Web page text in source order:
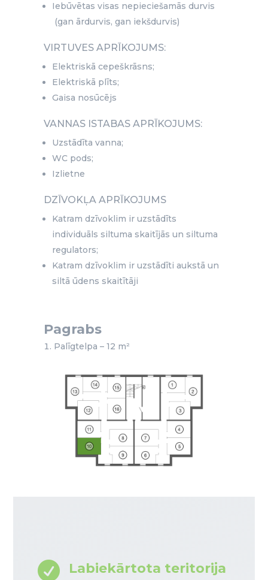
Iebūvētas visas nepieciešamās durvis
(gan ārdurvis, gan iekšdurvis)
VIRTUVES APRĪKOJUMS:
Elektriskā cepeškrāsns;
Elektriskā plīts;
Gaisa nosūcējs
VANNAS ISTABAS APRĪKOJUMS:
Uzstādīta vanna;
WC pods;
Izlietne
DZĪVOKĻA APRĪKOJUMS
Katram dzīvoklim ir uzstādīts
individuāls siltuma skaitījās un siltuma
regulators;
Katram dzīvoklim ir uzstādīti aukstā un
siltā ūdens skaitītāji
Pagrabs
Palīgtelpa – 12 m²
 Labiekārtota teritorija